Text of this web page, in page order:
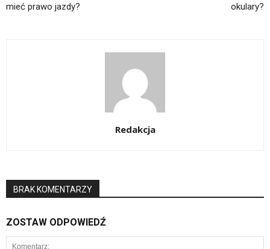
mieć prawo jazdy?
okulary?
Redakcja
BRAK KOMENTARZY
ZOSTAW ODPOWIEDŹ